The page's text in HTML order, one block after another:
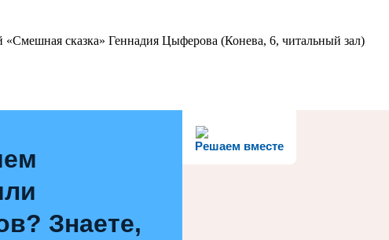
сказка» Геннадия Цыферова (Конева, 6, читальный зал)
Решаем вместе
Знаете,